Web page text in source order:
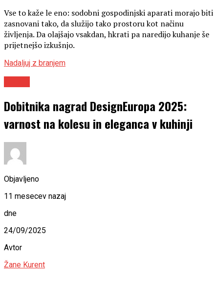
Vse to kaže le eno: sodobni gospodinjski aparati morajo biti
zasnovani tako, da služijo tako prostoru kot načinu
življenja. Da olajšajo vsakdan, hkrati pa naredijo kuhanje še
prijetnejšo izkušnjo.
Nadaljuj z branjem
Dobitnika nagrad DesignEuropa 2025:
varnost na kolesu in eleganca v kuhinji
Objavljeno
11 mesecev nazaj
dne
24/09/2025
Avtor
Žane Kurent